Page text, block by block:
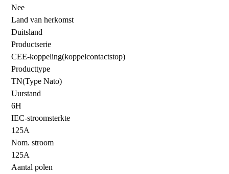
Nee
Land van herkomst
Duitsland
Productserie
CEE-koppeling(koppelcontactstop)
Producttype
TN(Type Nato)
Uurstand
6H
IEC-stroomsterkte
125A
Nom. stroom
125A
Aantal polen